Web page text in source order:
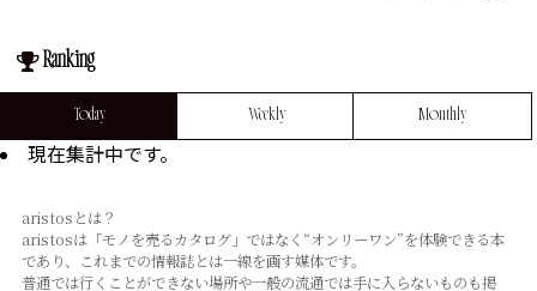
Ranking
Today Weekly Monthly
現在集計中です。
aristosとは？
aristosは「モノを売るカタログ」ではなく“オンリーワン”を体験できる本
であり、これまでの情報誌とは⼀線を画す媒体です。
普通では⾏くことができない場所や⼀般の流通では⼿に⼊らないものも掲